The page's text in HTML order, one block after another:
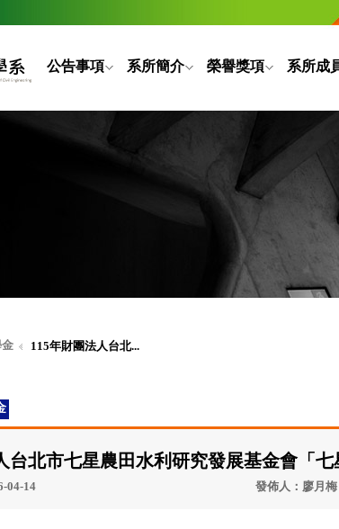
公告事項 系所簡介 榮譽獎項 系所成